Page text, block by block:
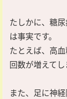
たしかに、糖
は事実です。
たとえば、高
回数が増えてし
また、足に神